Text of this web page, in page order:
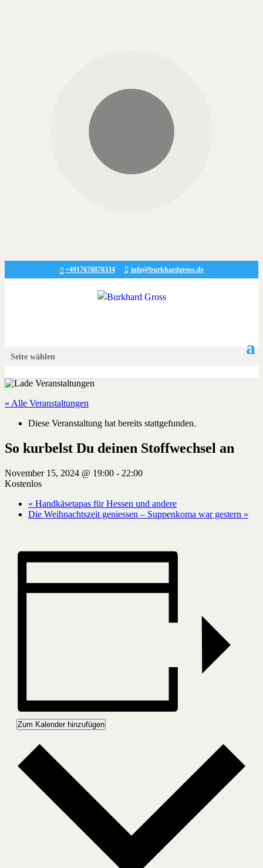
+4917678878334 info@burkhardgross.de
Seite wählen
« Alle Veranstaltungen
Diese Veranstaltung hat bereits stattgefunden.
So kurbelst Du deinen Stoffwechsel an
November 15, 2024 @ 19:00 - 22:00
Kostenlos
« Handkäsetapas für Hessen und andere
Die Weihnachtszeit geniessen – Suppenkoma war gestern »
Zum Kalender hinzufügen